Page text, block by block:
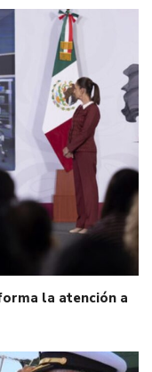
la atención a